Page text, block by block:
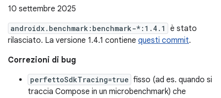
10 settembre 2025
androidx.benchmark:benchmark-*:1.4.1
è stato
rilasciato. La versione 1.4.1 contiene questi commit.
Correzioni di bug
perfettoSdkTracing=true fisso (ad es. quando si
traccia Compose in un microbenchmark) che